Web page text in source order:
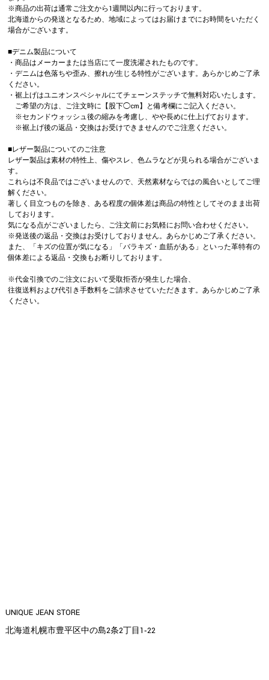
※商品の出荷は通常ご注文から1週間以内に行っております。
北海道からの発送となるため、地域によってはお届けまでにお時間をいただく
場合がございます。
■デニム製品について
・商品はメーカーまたは当店にて一度洗濯されたものです。
・デニムは色落ちや歪み、擦れが生じる特性がございます。あらかじめご了承
ください。
・裾上げはユニオンスペシャルにてチェーンステッチで無料対応いたします。
ご希望の方は、ご注文時に【股下◯cm】と備考欄にご記入ください。
※セカンドウォッシュ後の縮みを考慮し、やや長めに仕上げております。
※裾上げ後の返品・交換はお受けできませんのでご注意ください。
■レザー製品についてのご注意
レザー製品は素材の特性上、傷やスレ、色ムラなどが見られる場合がございま
す。
これらは不良品ではございませんので、天然素材ならではの風合いとしてご理
解ください。
著しく目立つものを除き、ある程度の個体差は商品の特性としてそのまま出荷
しております。
気になる点がございましたら、ご注文前にお気軽にお問い合わせください。
※発送後の返品・交換はお受けしておりません。あらかじめご了承ください。
また、「キズの位置が気になる」「バラキズ・血筋がある」といった革特有の
個体差による返品・交換もお断りしております。
※代金引換でのご注文において受取拒否が発生した場合、
往復送料および代引き手数料をご請求させていただきます。あらかじめご了承
ください。
UNIQUE JEAN STORE
北海道札幌市豊平区中の島2条2丁目1‐22